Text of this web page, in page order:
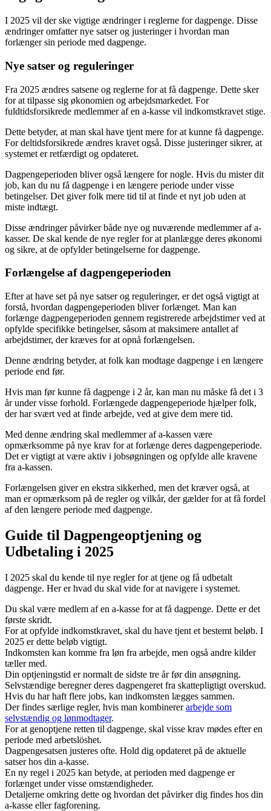
I 2025 vil der ske vigtige ændringer i reglerne for dagpenge. Disse
ændringer omfatter nye satser og justeringer i hvordan man
forlænger sin periode med dagpenge.
Nye satser og reguleringer
Fra 2025 ændres satsene og reglerne for at få dagpenge. Dette sker
for at tilpasse sig økonomien og arbejdsmarkedet. For
fuldtidsforsikrede medlemmer af en a-kasse vil indkomstkravet stige.
Dette betyder, at man skal have tjent mere for at kunne få dagpenge.
For deltidsforsikrede ændres kravet også. Disse justeringer sikrer, at
systemet er retfærdigt og opdateret.
Dagpengeperioden bliver også længere for nogle. Hvis du mister dit
job, kan du nu få dagpenge i en længere periode under visse
betingelser. Det giver folk mere tid til at finde et nyt job uden at
miste indtægt.
Disse ændringer påvirker både nye og nuværende medlemmer af a-
kasser. De skal kende de nye regler for at planlægge deres økonomi
og sikre, at de opfylder betingelserne for dagpenge.
Forlængelse af dagpengeperioden
Efter at have set på nye satser og reguleringer, er det også vigtigt at
forstå, hvordan dagpengeperioden bliver forlænget. Man kan
forlænge dagpengeperioden gennem registrerede arbejdstimer ved at
opfylde specifikke betingelser, såsom at maksimere antallet af
arbejdstimer, der kræves for at opnå forlængelsen.
Denne ændring betyder, at folk kan modtage dagpenge i en længere
periode end før.
Hvis man før kunne få dagpenge i 2 år, kan man nu måske få det i 3
år under visse forhold. Forlængede dagpengeperiode hjælper folk,
der har svært ved at finde arbejde, ved at give dem mere tid.
Med denne ændring skal medlemmer af a-kassen være
opmærksomme på nye krav for at forlænge deres dagpengeperiode.
Det er vigtigt at være aktiv i jobsøgningen og opfylde alle kravene
fra a-kassen.
Forlængelsen giver en ekstra sikkerhed, men det kræver også, at
man er opmærksom på de regler og vilkår, der gælder for at få fordel
af den længere periode med dagpenge.
Guide til Dagpengeoptjening og
Udbetaling i 2025
I 2025 skal du kende til nye regler for at tjene og få udbetalt
dagpenge. Her er hvad du skal vide for at navigere i systemet.
Du skal være medlem af en a-kasse for at få dagpenge. Dette er det
første skridt.
For at opfylde indkomstkravet, skal du have tjent et bestemt beløb. I
2025 er dette beløb vigtigt.
Indkomsten kan komme fra løn fra arbejde, men også andre kilder
tæller med.
Din optjeningstid er normalt de sidste tre år før din ansøgning.
Selvstændige beregner deres dagpengeret fra skattepligtigt overskud.
Hvis du har haft flere jobs, kan indkomsten lægges sammen.
Der findes særlige regler, hvis man kombinererarbejde som
selvstændig og lønmodtager.
For at genoptjene retten til dagpenge, skal visse krav mødes efter en
periode med arbetslöshet.
Dagpengesatsen justeres ofte. Hold dig opdateret på de aktuelle
satser hos din a-kasse.
En ny regel i 2025 kan betyde, at perioden med dagpenge er
forlænget under visse omstændigheder.
Detaljerne omkring dette og hvordan det påvirker dig findes hos din
a-kasse eller fagforening.